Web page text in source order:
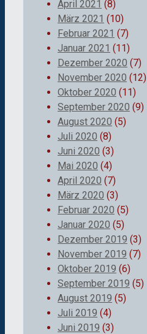
April 2021 (8)
März 2021 (10)
Februar 2021 (7)
Januar 2021 (11)
Dezember 2020 (7)
November 2020 (12)
Oktober 2020 (11)
September 2020 (9)
August 2020 (5)
Juli 2020 (8)
Juni 2020 (3)
Mai 2020 (4)
April 2020 (7)
März 2020 (3)
Februar 2020 (5)
Januar 2020 (5)
Dezember 2019 (3)
November 2019 (7)
Oktober 2019 (6)
September 2019 (5)
August 2019 (5)
Juli 2019 (4)
Juni 2019 (3)